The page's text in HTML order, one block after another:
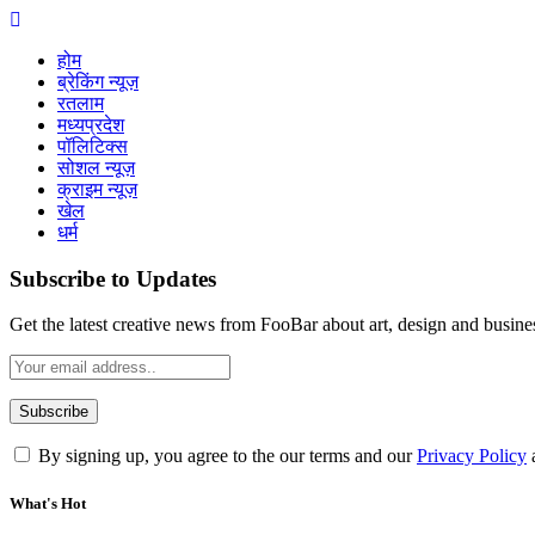
होम
ब्रेकिंग न्यूज़
रतलाम
मध्यप्रदेश
पॉलिटिक्स
सोशल न्यूज़
क्राइम न्यूज़
खेल
धर्म
Subscribe to Updates
Get the latest creative news from FooBar about art, design and
By signing up, you agree to the our terms and ourPrivacy Policy
What's Hot